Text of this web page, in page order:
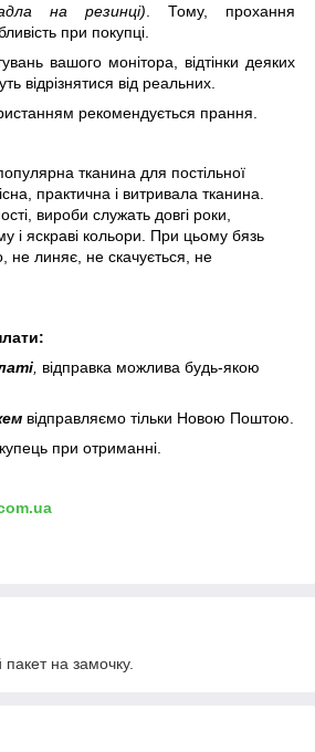
на резинці) . Тому, прохання
при покупці.
вашого монітора, відтінки деяких
відрізнятися від реальних.
рекомендується прання.
тканина для постільної
практична і витривала тканина.
вироби служать довгі роки,
і яскраві кольори. При цьому бязь
не линяє, не скачується, не
відправка можлива будь-якою
відправляємо тільки Новою Поштою.
при отриманні.
на замочку.